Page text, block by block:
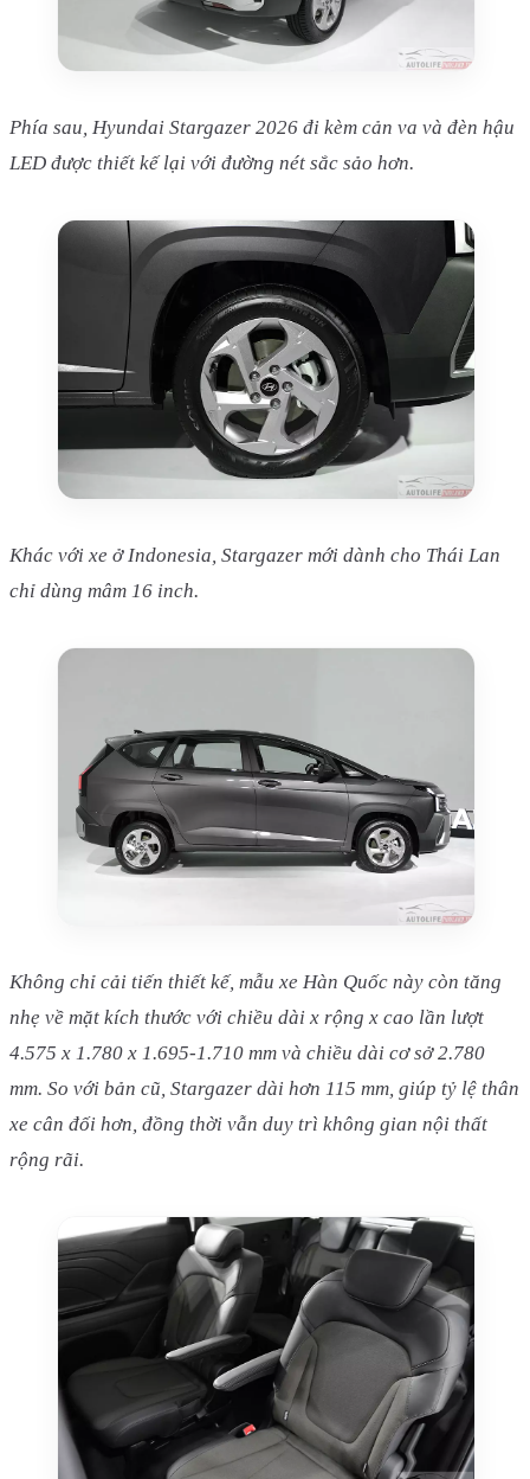
Phía sau, Hyundai Stargazer 2026 đi kèm cản va và đèn hậu
LED được thiết kế lại với đường nét sắc sảo hơn.
Khác với xe ở Indonesia, Stargazer mới dành cho Thái Lan
chỉ dùng mâm 16 inch.
Không chỉ cải tiến thiết kế, mẫu xe Hàn Quốc này còn tăng
nhẹ về mặt kích thước với chiều dài x rộng x cao lần lượt
4.575 x 1.780 x 1.695-1.710 mm và chiều dài cơ sở 2.780
mm. So với bản cũ, Stargazer dài hơn 115 mm, giúp tỷ lệ thân
xe cân đối hơn, đồng thời vẫn duy trì không gian nội thất
rộng rãi.